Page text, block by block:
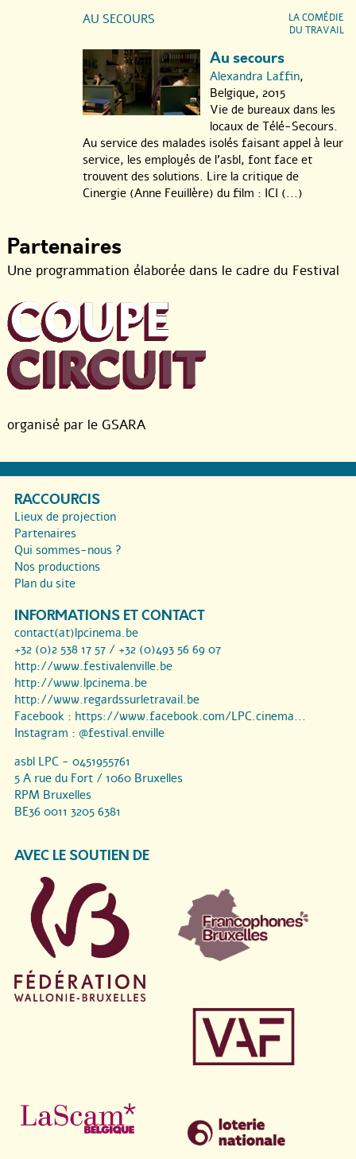
AU SECOURS
LA COMÉDIE
DU TRAVAIL
Au secours
Alexandra Laffin,
Belgique, 2015
Vie de bureaux dans les
locaux de Télé-Secours.
Au service des malades isolés faisant appel à leur
service, les employés de l’asbl, font face et
trouvent des solutions. Lire la critique de
Cinergie (Anne Feuillère) du film : ICI (...)
Partenaires
Une programmation élaborée dans le cadre du Festival
organisé par le GSARA
RACCOURCIS
Lieux de projection
Partenaires
Qui sommes-nous ?
Nos productions
Plan du site
INFORMATIONS ET CONTACT
contact(at)lpcinema.be
+32 (0)2 538 17 57 / +32 (0)493 56 69 07
http://www.festivalenville.be
http://www.lpcinema.be
http://www.regardssurletravail.be
Facebook : https://www.facebook.com/LPC.cinema...
Instagram : @festival.enville
asbl LPC - 0451955761
5 A rue du Fort / 1060 Bruxelles
RPM Bruxelles
BE36 0011 3205 6381
AVEC LE SOUTIEN DE